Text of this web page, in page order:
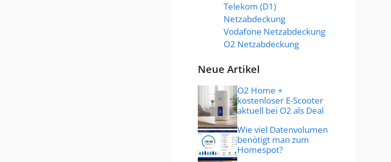
Telekom (D1)
Netzabdeckung
Vodafone Netzabdeckung
O2 Netzabdeckung
Neue Artikel
O2 Home +
kostenloser E-Scooter
aktuell bei O2 als Deal
Wie viel Datenvolumen
benötigt man zum
Homespot?